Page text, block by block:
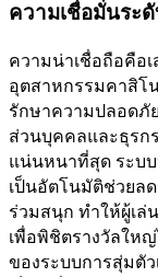
ความเชื่อมั่นระ
ความน่าเชื่อถือคือ
อุตสาหกรรมคาสิโ
รักษาความปลอดภั
ส่วนบุคคลและธุรก
แน่นหนาที่สุด ระบบ
เป็นอัตโนมัติช่วยล
ร่วมสนุก ทำให้ผู้เล่
เพื่อพิชิตรางวัลให
ของระบบการสุ่มตั